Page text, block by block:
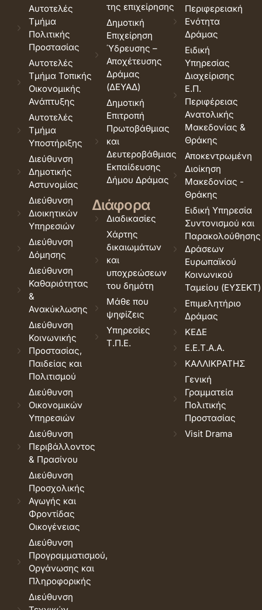
Αυτοτελές
Τμήμα
Πολιτικής
Προστασίας
Αυτοτελές
Τμήμα Τοπικής
Οικονομικής
Ανάπτυξης
Αυτοτελές
Τμήμα
Υποστήριξης
Διεύθυνση
Δημοτικής
Αστυνομίας
Διεύθυνση
Διοικητικών
Υπηρεσιών
Διεύθυνση
Δόμησης
Διεύθυνση
Καθαριότητας
&
Ανακύκλωσης
Διεύθυνση
Κοινωνικής
Προστασίας,
Παιδείας και
Πολιτισμού
Διεύθυνση
Οικονομικών
Υπηρεσιών
Διεύθυνση
Περιβάλλοντος
& Πρασίνου
Διεύθυνση
Προσχολικής
Αγωγής και
Φροντίδας
Οικογένειας
Διεύθυνση
Προγραμματισμού,
Οργάνωσης και
Πληροφορικής
Διεύθυνση
της επιχείρησης
Δημοτική
Επιχείρηση
Ύδρευσης –
Αποχέτευσης
Δράμας
(ΔΕΥΑΔ)
Δημοτική
Επιτροπή
Πρωτοβάθμιας
και
Δευτεροβάθμιας
Εκπαίδευσης
Δήμου Δράμας
Διάφορα
Διαδικασίες
Χάρτης
δικαιωμάτων
και
υποχρεώσεων
του δημότη
Μάθε που
ψηφίζεις
Υπηρεσίες
Τ.Π.Ε.
Περιφερειακή
Ενότητα
Δράμας
Ειδική
Υπηρεσίας
Διαχείρισης
Ε.Π.
Περιφέρειας
Ανατολικής
Μακεδονίας &
Θράκης
Αποκεντρωμένη
Διοίκηση
Μακεδονίας -
Θράκης
Ειδική Υπηρεσία
Συντονισμού και
Παρακολούθησης
Δράσεων
Ευρωπαϊκού
Κοινωνικού
Ταμείου (ΕΥΣΕΚΤ)
Επιμελητήριο
Δράμας
ΚΕΔΕ
Ε.Ε.Τ.Α.Α.
ΚΑΛΛΙΚΡΑΤΗΣ
Γενική
Γραμματεία
Πολιτικής
Προστασίας
Visit Drama